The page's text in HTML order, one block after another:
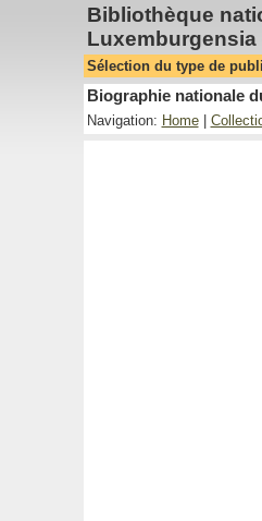
Bibliothèque
Luxemburgensia
Sélection du type de
Biographie nationale
Navigation: Home|